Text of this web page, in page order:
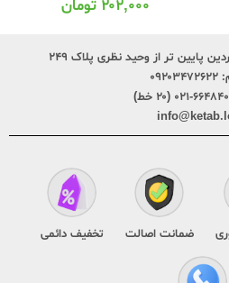
۶۱۱,۰۰۰تومان
۰۹۲۰۳۴۷۲۶۲۲
۰۲۱ (۲۰ خط)
ضمانت اصالت تخفیف دائمی